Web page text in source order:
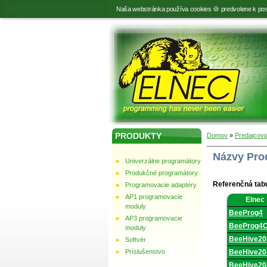
Naša webstránka používa cookies 🍪 predvolene k
PRODUKTY
Univerzálne programátory
Produkčné programátory
Programovacie adaptéry
AP1 programovacie
moduly
AP3 programovacie
moduly
Softvér
Príslušenstvo
Domov »
Názvy
Referenčná
Názvy
Produktov
ODM
Partnerov.
Elnec
BeeProg4